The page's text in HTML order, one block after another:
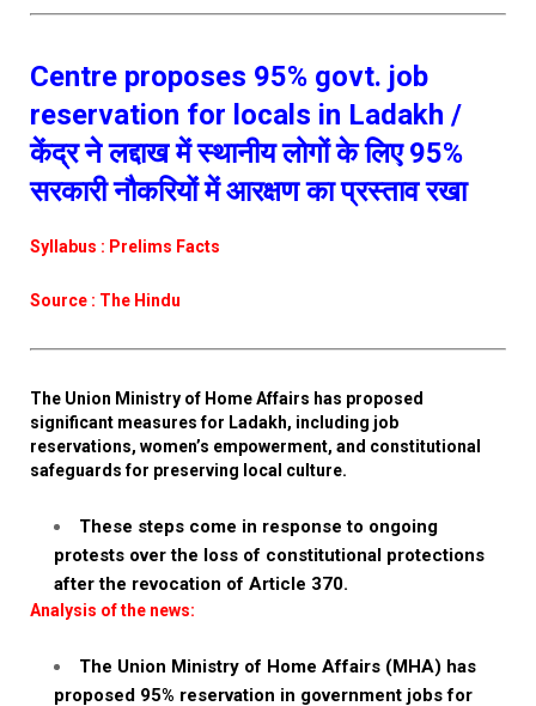
Centre proposes 95% govt. job
reservation for locals in Ladakh /
केंद्र ने लद्दाख में स्थानीय लोगों के लिए 95%
सरकारी नौकरियों में आरक्षण का प्रस्ताव रखा
Syllabus : Prelims Facts
Source : The Hindu
The Union Ministry of Home Affairs has proposed
significant measures for Ladakh, including job
reservations, women’s empowerment, and constitutional
safeguards for preserving local culture.
These steps come in response to ongoing
protests over the loss of constitutional protections
after the revocation of Article 370.
Analysis of the news:
The Union Ministry of Home Affairs (MHA) has
proposed 95% reservation in government jobs for